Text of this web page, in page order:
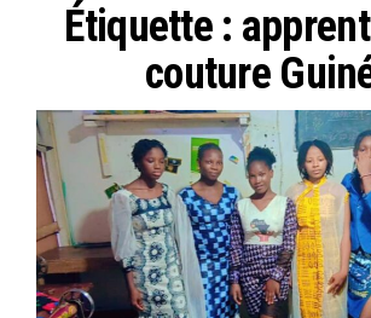
Étiquette :
couture